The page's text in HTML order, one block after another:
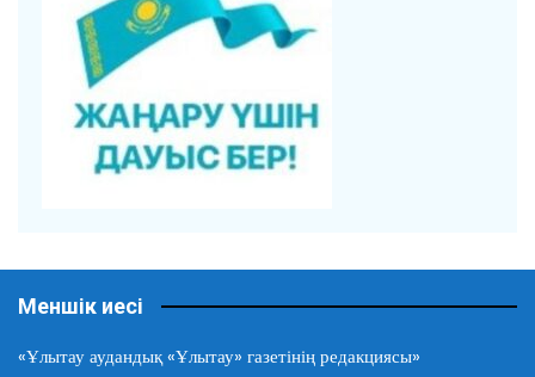
Меншік иесі
«Ұлытау аудандық «Ұлытау» газетінің редакциясы»